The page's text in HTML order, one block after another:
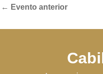
← Evento anterior